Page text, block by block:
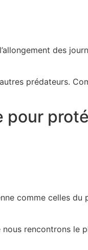
des
prédateurs.
pour
comme celles
rencontrons le